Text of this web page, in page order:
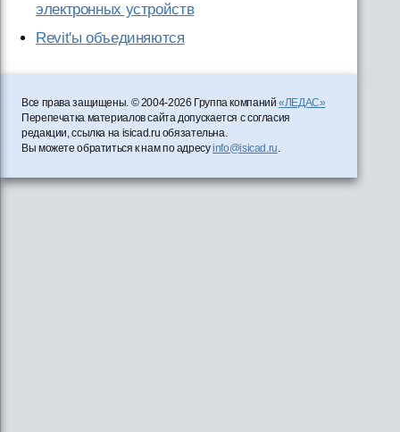
электронных устройств
Revit'ы объединяются
Все права защищены. © 2004-2026 Группа компаний«ЛЕДАС»
Перепечатка материалов сайта допускается с согласия
редакции, ссылка на isicad.ru обязательна.
Вы можете обратиться к нам по адресуinfo@isicad.ru.